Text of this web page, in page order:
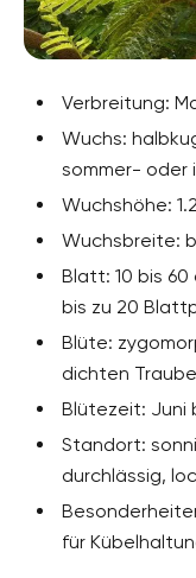
Verbreitung:
Wuchs:
sommer- oder
Wuchshöhe:
Wuchsbreite:
Blatt: 10 bis
bis zu 20
Blüte:
dichten
Blütezeit: Juni
Standort:
durchlässig,
für